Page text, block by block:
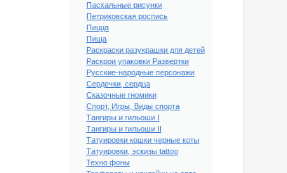
Пасхальные рисунки
Петриковская роспись
Пицца
Пища
Раскраски разукрашки для детей
Раскрои упаковки Развертки
Русские-народные персонажи
Сердечки, сердца
Сказочные гномики
Спорт, Игры, Виды спорта
Тангиры и гильоши I
Тангиры и гильоши II
Татуировки кошки черные коты
Татуировки, эскизы tattoo
Техно фоны